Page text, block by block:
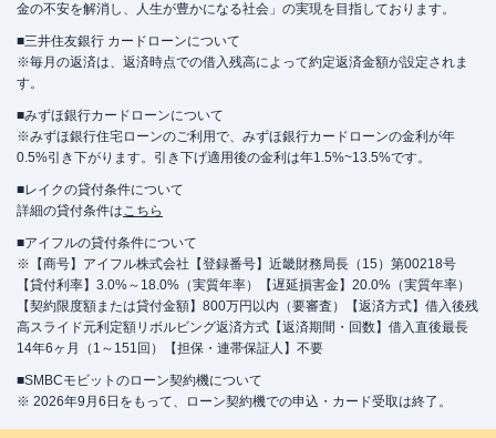
金の不安を解消し、人生が豊かになる社会」の実現を目指しております。
■三井住友銀行 カードローンについて
※毎月の返済は、返済時点での借入残高によって約定返済金額が設定されま
す。
■みずほ銀行カードローンについて
※みずほ銀行住宅ローンのご利用で、みずほ銀行カードローンの金利が年
0.5%引き下がります。引き下げ適用後の金利は年1.5%~13.5%です。
■レイクの貸付条件について
詳細の貸付条件はこちら
■アイフルの貸付条件について
※【商号】アイフル株式会社【登録番号】近畿財務局長（15）第00218号
【貸付利率】3.0%～18.0%（実質年率）【遅延損害金】20.0%（実質年率）
【契約限度額または貸付金額】800万円以内（要審査）【返済方式】借入後残
高スライド元利定額リボルビング返済方式【返済期間・回数】借入直後最長
14年6ヶ月（1～151回）【担保・連帯保証人】不要
■SMBCモビットのローン契約機について
※ 2026年9月6日をもって、ローン契約機での申込・カード受取は終了。